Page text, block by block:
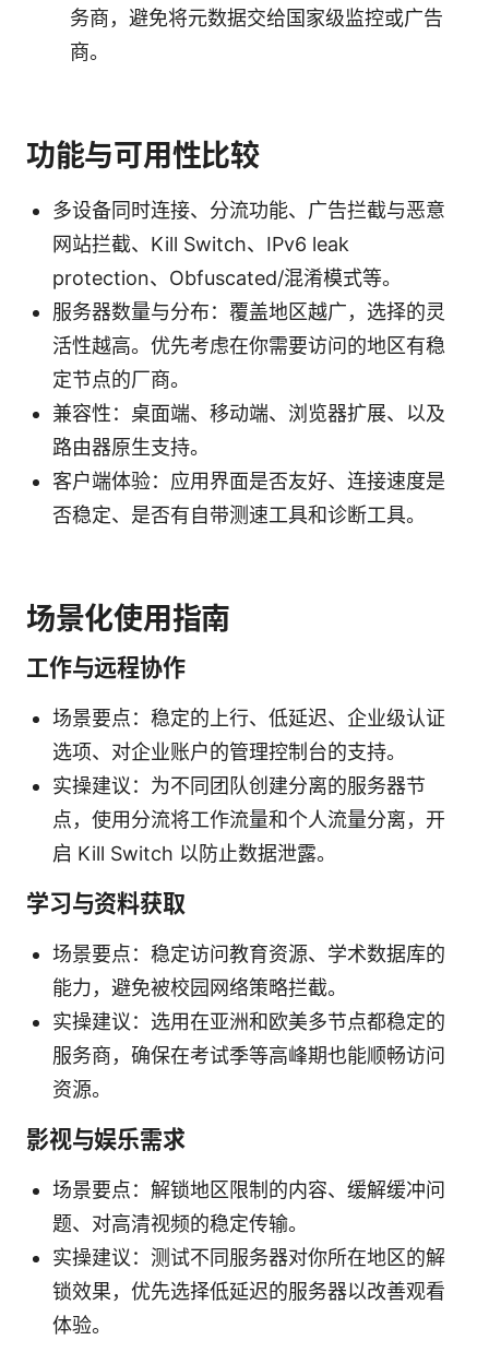
务商，避免将元数据交给国家级监控或广告
商。
功能与可用性比较
多设备同时连接、分流功能、广告拦截与恶意
网站拦截、Kill Switch、IPv6 leak
protection、Obfuscated/混淆模式等。
服务器数量与分布：覆盖地区越广，选择的灵
活性越高。优先考虑在你需要访问的地区有稳
定节点的厂商。
兼容性：桌面端、移动端、浏览器扩展、以及
路由器原生支持。
客户端体验：应用界面是否友好、连接速度是
否稳定、是否有自带测速工具和诊断工具。
场景化使用指南
工作与远程协作
场景要点：稳定的上行、低延迟、企业级认证
选项、对企业账户的管理控制台的支持。
实操建议：为不同团队创建分离的服务器节
点，使用分流将工作流量和个人流量分离，开
启 Kill Switch 以防止数据泄露。
学习与资料获取
场景要点：稳定访问教育资源、学术数据库的
能力，避免被校园网络策略拦截。
实操建议：选用在亚洲和欧美多节点都稳定的
服务商，确保在考试季等高峰期也能顺畅访问
资源。
影视与娱乐需求
场景要点：解锁地区限制的内容、缓解缓冲问
题、对高清视频的稳定传输。
实操建议：测试不同服务器对你所在地区的解
锁效果，优先选择低延迟的服务器以改善观看
体验。